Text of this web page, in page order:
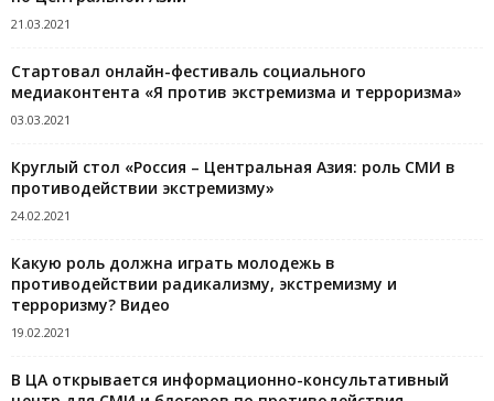
21.03.2021
Стартовал онлайн-фестиваль социального
медиаконтента «Я против экстремизма и терроризма»
03.03.2021
Круглый стол «Россия – Центральная Азия: роль СМИ в
противодействии экстремизму»
24.02.2021
Какую роль должна играть молодежь в
противодействии радикализму, экстремизму и
терроризму? Видео
19.02.2021
В ЦА открывается информационно-консультативный